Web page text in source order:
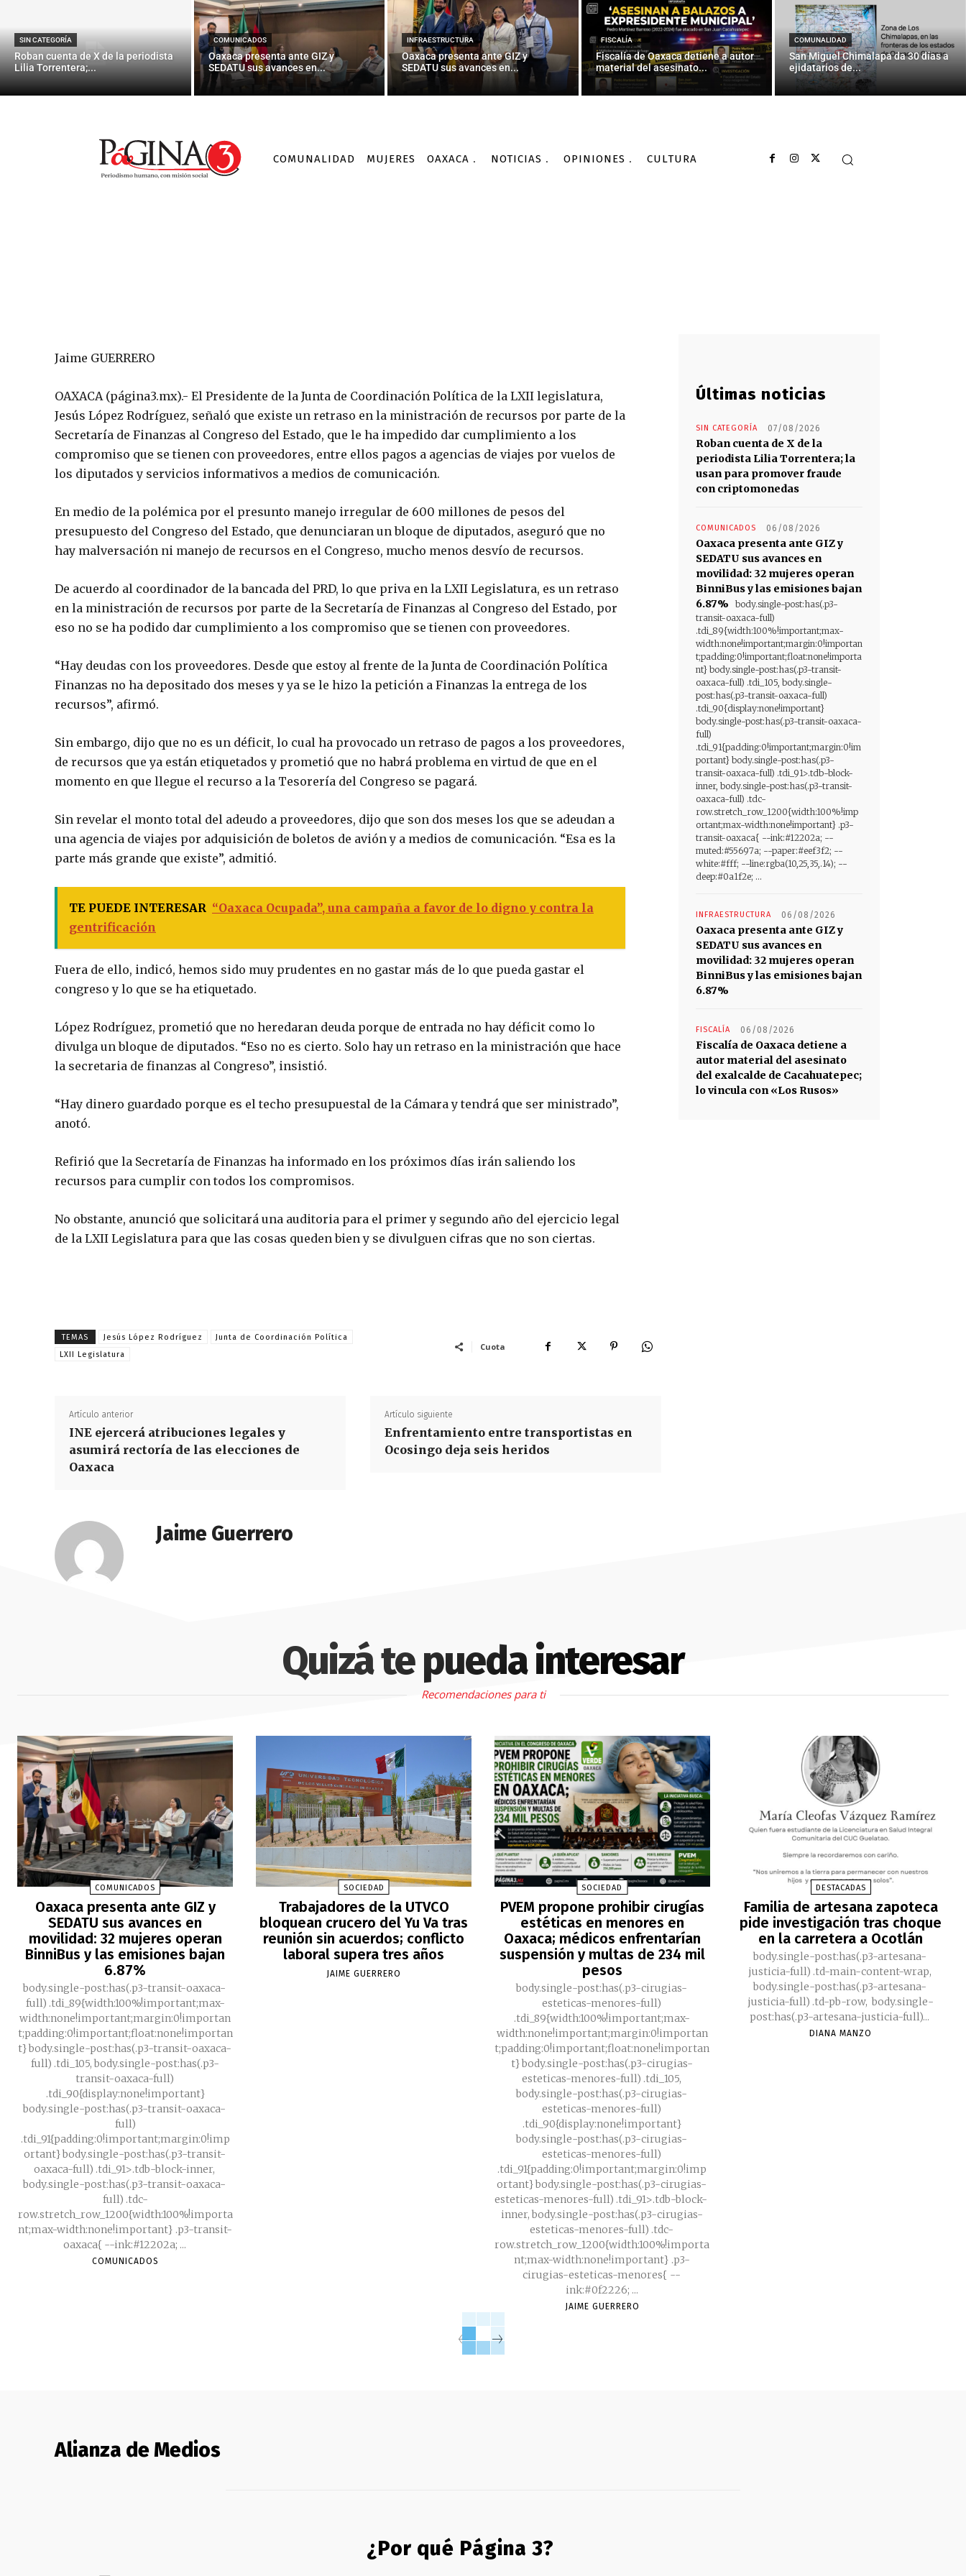
SIN CATEGORÍA
Roban cuenta de X de la periodista
Lilia Torrentera;...
COMUNICADOS
Oaxaca presenta ante GIZ y
SEDATU sus avances en...
INFRAESTRUCTURA
Oaxaca presenta ante GIZ y
SEDATU sus avances en...
FISCALÍA
Fiscalía de Oaxaca detiene a autor
material del asesinato...
COMUNALIDAD
San Miguel Chimalapa da 30 días a
ejidatarios de...
COMUNALIDAD MUJERES OAXACA NOTICIAS OPINIONES CULTURA
Rodríguez
Por JAIME GUERRERO - 10/10/2015
Jaime GUERRERO
OAXACA (página3.mx).- El Presidente de la Junta de Coordinación Política de la LXII legislatura,
Jesús López Rodríguez, señaló que existe un retraso en la ministración de recursos por parte de la
Secretaría de Finanzas al Congreso del Estado, que le ha impedido dar cumplimiento a los
compromiso que se tienen con proveedores, entre ellos pagos a agencias de viajes por vuelos de
los diputados y servicios informativos a medios de comunicación.
En medio de la polémica por el presunto manejo irregular de 600 millones de pesos del
presupuesto del Congreso del Estado, que denunciaran un bloque de diputados, aseguró que no
hay malversación ni manejo de recursos en el Congreso, mucho menos desvío de recursos.
De acuerdo al coordinador de la bancada del PRD, lo que priva en la LXII Legislatura, es un retraso
en la ministración de recursos por parte de la Secretaría de Finanzas al Congreso del Estado, por
eso no se ha podido dar cumplimiento a los compromiso que se tienen con proveedores.
“Hay deudas con los proveedores. Desde que estoy al frente de la Junta de Coordinación Política
Finanzas no ha depositado dos meses y ya se le hizo la petición a Finanzas la entrega de los
recursos”, afirmó.
Sin embargo, dijo que no es un déficit, lo cual ha provocado un retraso de pagos a los proveedores,
de recursos que ya están etiquetados y prometió que no habrá problema en virtud de que en el
momento en que llegue el recurso a la Tesorería del Congreso se pagará.
Sin revelar el monto total del adeudo a proveedores, dijo que son dos meses los que se adeudan a
una agencia de viajes por adquisición de boletos de avión y a medios de comunicación. “Esa es la
parte más grande que existe”, admitió.
TE PUEDE INTERESAR “Oaxaca Ocupada”, una campaña a favor de lo digno y contra la
gentrificación
Fuera de ello, indicó, hemos sido muy prudentes en no gastar más de lo que pueda gastar el
congreso y lo que se ha etiquetado.
López Rodríguez, prometió que no heredaran deuda porque de entrada no hay déficit como lo
divulga un bloque de diputados. “Eso no es cierto. Solo hay un retraso en la ministración que hace
la secretaria de finanzas al Congreso”, insistió.
“Hay dinero guardado porque es el techo presupuestal de la Cámara y tendrá que ser ministrado”,
anotó.
Refirió que la Secretaría de Finanzas ha informado en los próximos días irán saliendo los
recursos para cumplir con todos los compromisos.
No obstante, anunció que solicitará una auditoria para el primer y segundo año del ejercicio legal
de la LXII Legislatura para que las cosas queden bien y se divulguen cifras que no son ciertas.
TEMAS Jesús López Rodríguez
Junta de Coordinación Política
LXII Legislatura
Cuota
Artículo anterior
INE ejercerá atribuciones legales y
asumirá rectoría de las elecciones de
Oaxaca
Artículo siguiente
Enfrentamiento entre transportistas en
Ocosingo deja seis heridos
Jaime Guerrero
Últimas noticias
SIN CATEGORÍA 07/08/2026
Roban cuenta de X de la
periodista Lilia Torrentera; la
usan para promover fraude
con criptomonedas
COMUNICADOS 06/08/2026
Oaxaca presenta ante GIZ y
SEDATU sus avances en
movilidad: 32 mujeres operan
BinniBus y las emisiones bajan
6.87%
body.single-post:has(.p3-
transit-oaxaca-full)
.tdi_89{width:100%!important;max-
width:none!important;margin:0!importan
t;padding:0!important;float:none!importa
nt} body.single-post:has(.p3-transit-
oaxaca-full) .tdi_105, body.single-
post:has(.p3-transit-oaxaca-full)
.tdi_90{display:none!important}
body.single-post:has(.p3-transit-oaxaca-
full)
.tdi_91{padding:0!important;margin:0!im
portant} body.single-post:has(.p3-
transit-oaxaca-full) .tdi_91>.tdb-block-
inner, body.single-post:has(.p3-transit-
oaxaca-full) .tdc-
row.stretch_row_1200{width:100%!imp
ortant;max-width:none!important} .p3-
transit-oaxaca{ --ink:#12202a; --
muted:#55697a; --paper:#eef3f2; --
white:#fff; --line:rgba(10,25,35,.14); --
deep:#0a1f2e; ...
INFRAESTRUCTURA 06/08/2026
Oaxaca presenta ante GIZ y
SEDATU sus avances en
movilidad: 32 mujeres operan
BinniBus y las emisiones bajan
6.87%
FISCALÍA 06/08/2026
Fiscalía de Oaxaca detiene a
autor material del asesinato
del exalcalde de Cacahuatepec;
lo vincula con «Los Rusos»
Quizá te pueda interesar
Recomendaciones para ti
COMUNICADOS
Oaxaca presenta ante GIZ y
SEDATU sus avances en
movilidad: 32 mujeres operan
BinniBus y las emisiones bajan
6.87%
body.single-post:has(.p3-transit-oaxaca-
full) .tdi_89{width:100%!important;max-
width:none!important;margin:0!importan
t;padding:0!important;float:none!importan
t} body.single-post:has(.p3-transit-oaxaca-
full) .tdi_105, body.single-post:has(.p3-
transit-oaxaca-full)
.tdi_90{display:none!important}
body.single-post:has(.p3-transit-oaxaca-
full)
.tdi_91{padding:0!important;margin:0!imp
ortant} body.single-post:has(.p3-transit-
oaxaca-full) .tdi_91>.tdb-block-inner,
body.single-post:has(.p3-transit-oaxaca-
full) .tdc-
row.stretch_row_1200{width:100%!importa
nt;max-width:none!important} .p3-transit-
oaxaca{ --ink:#12202a; ...
COMUNICADOS
SOCIEDAD
Trabajadores de la UTVCO
bloquean crucero del Yu Va tras
reunión sin acuerdos; conflicto
laboral supera tres años
JAIME GUERRERO
SOCIEDAD
PVEM propone prohibir cirugías
estéticas en menores en
Oaxaca; médicos enfrentarían
suspensión y multas de 234 mil
pesos
body.single-post:has(.p3-cirugias-
esteticas-menores-full)
.tdi_89{width:100%!important;max-
width:none!important;margin:0!importan
t;padding:0!important;float:none!importan
t} body.single-post:has(.p3-cirugias-
esteticas-menores-full) .tdi_105,
body.single-post:has(.p3-cirugias-
esteticas-menores-full)
.tdi_90{display:none!important}
body.single-post:has(.p3-cirugias-
esteticas-menores-full)
.tdi_91{padding:0!important;margin:0!imp
ortant} body.single-post:has(.p3-cirugias-
esteticas-menores-full) .tdi_91>.tdb-block-
inner, body.single-post:has(.p3-cirugias-
esteticas-menores-full) .tdc-
row.stretch_row_1200{width:100%!importa
nt;max-width:none!important} .p3-
cirugias-esteticas-menores{ --
ink:#0f2226; ...
JAIME GUERRERO
DESTACADAS
Familia de artesana zapoteca
pide investigación tras choque
en la carretera a Ocotlán
body.single-post:has(.p3-artesana-
justicia-full) .td-main-content-wrap,
body.single-post:has(.p3-artesana-
justicia-full) .td-pb-row, body.single-
post:has(.p3-artesana-justicia-full)...
DIANA MANZO
Alianza de Medios
¿Por qué Página 3?